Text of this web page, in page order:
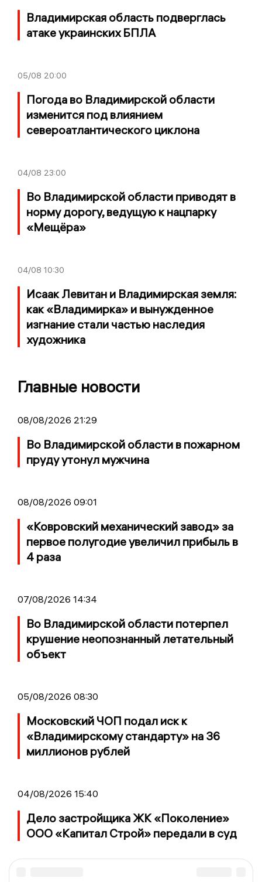
Владимирская область подверглась
атаке украинских БПЛА
05/08 20:00
Погода во Владимирской области
изменится под влиянием
североатлантического циклона
04/08 23:00
Во Владимирской области приводят в
норму дорогу, ведущую к нацпарку
«Мещёра»
04/08 10:30
Исаак Левитан и Владимирская земля:
как «Владимирка» и вынужденное
изгнание стали частью наследия
художника
Главные новости
08/08/2026 21:29
Во Владимирской области в пожарном
пруду утонул мужчина
08/08/2026 09:01
«Ковровский механический завод» за
первое полугодие увеличил прибыль в
4 раза
07/08/2026 14:34
Во Владимирской области потерпел
крушение неопознанный летательный
объект
05/08/2026 08:30
Московский ЧОП подал иск к
«Владимирскому стандарту» на 36
миллионов рублей
04/08/2026 15:40
Дело застройщика ЖК «Поколение»
ООО «Капитал Строй» передали в суд